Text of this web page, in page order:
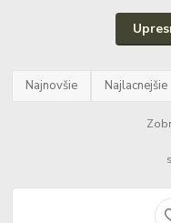
Najnovšie Najlacnejšie